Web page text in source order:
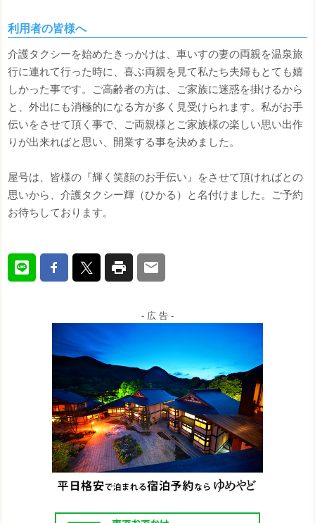
利用者の皆様へ
介護タクシーを始めたきっかけは、車いすの妻の両親を温泉旅
行に連れて行った時に、喜ぶ両親を見て私たち夫婦もとても嬉
しかった事です。ご高齢者の方は、ご家族に迷惑を掛けるから
と、外出にも消極的になる方が多く見受けられます。私がお手
伝いをさせて頂く事で、ご両親様とご家族様の楽しい思い出作
りが出来ればと思い、開業する事を決めました。
屋号は、皆様の『輝く笑顔のお手伝い』をさせて頂ければとの
思いから、介護タクシー輝（ひかる）と名付けました。ご予約
お待ちしております。
- 広 告 -